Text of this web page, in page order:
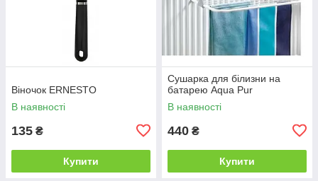
Віночок ERNESTO
В наявності
135 ₴
Купити
Сушарка для білизни на
батарею Aqua Pur
В наявності
440 ₴
Купити